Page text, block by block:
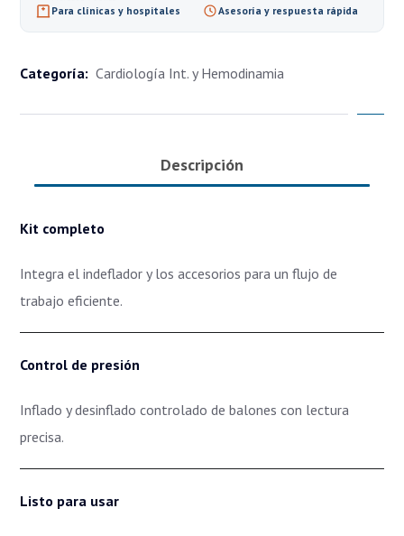
Para clínicas y hospitales
Asesoría y respuesta rápida
Categoría: Cardiología Int. y Hemodinamia
Descripción
Kit completo
Integra el indeflador y los accesorios para un flujo de
trabajo eficiente.
Control de presión
Inflado y desinflado controlado de balones con lectura
precisa.
Listo para usar